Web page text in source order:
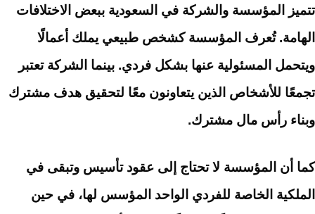
تتميز المؤسسة والشركة في السعودية ببعض الاختلافات
الهامة. تُعرف المؤسسة كشخص طبيعي يملك أعمالًا
ويتحمل المسئولية عنها بشكل فردي. بينما الشركة تعتبر
تجمعًا للأشخاص الذين يتعاونون معًا لتحقيق هدف مشترك
وبناء رأس مال مشترك.
كما أن المؤسسة لا تحتاج إلى عقود تأسيس وتبقى في
الملكية الخاصة للفردي الواحد المؤسس لها، في حين